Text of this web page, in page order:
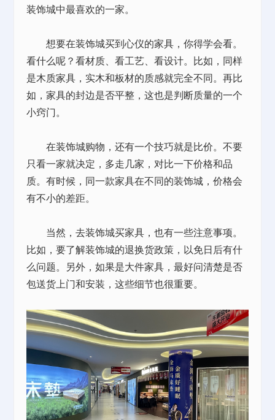
装饰城中最喜欢的一家。
想要在装饰城买到心仪的家具，你得学会看。
看什么呢？看材质、看工艺、看设计。比如，同样
是木质家具，实木和板材的质感就完全不同。再比
如，家具的封边是否平整，这也是判断质量的一个
小窍门。
在装饰城购物，还有一个技巧就是比价。不要
只看一家就决定，多走几家，对比一下价格和品
质。有时候，同一款家具在不同的装饰城，价格会
有不小的差距。
当然，去装饰城买家具，也有一些注意事项。
比如，要了解装饰城的退换货政策，以免日后有什
么问题。另外，如果是大件家具，最好问清楚是否
包送货上门和安装，这些细节也很重要。